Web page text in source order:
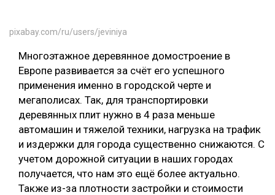
pixabay.com/ru/users/jeviniya
Многоэтажное деревянное домостроение в
Европе развивается за счёт его успешного
применения именно в городской черте и
мегаполисах. Так, для транспортировки
деревянных плит нужно в 4 раза меньше
автомашин и тяжелой техники, нагрузка на трафик
и издержки для города существенно снижаются. С
учетом дорожной ситуации в наших городах
получается, что нам это ещё более актуально.
Также из-за плотности застройки и стоимости